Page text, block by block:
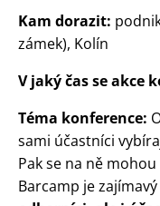
Kam dorazit:
zámek), Kolín
V jaký čas se akce
Téma konference:
sami účastníci
Pak se na ně
Barcamp je